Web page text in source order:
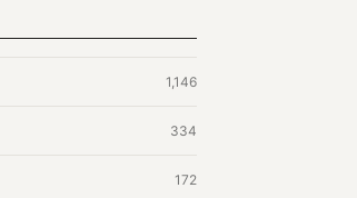
1,146
334
172